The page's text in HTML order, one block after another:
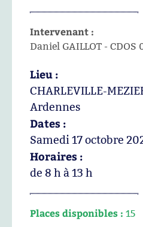
Intervenant :
Daniel GAILLOT - CDOS
Lieu :
CHARLEVILLE-
Ardennes
Dates :
Samedi 17 octobre
Horaires :
de 8 h à 13 h
Places disponibles : 15